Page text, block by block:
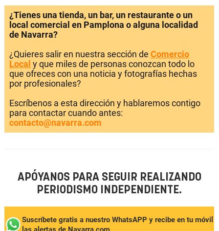
¿Tienes una tienda, un bar, un restaurante o un
local comercial en Pamplona o alguna localidad
de Navarra?
¿Quieres salir en nuestra sección de Comercio
Local y que miles de personas conozcan todo lo
que ofreces con una noticia y fotografías hechas
por profesionales?
Escríbenos a esta dirección y hablaremos contigo
para contactar cuando antes:
contacto@navarra.com
APÓYANOS PARA SEGUIR REALIZANDO
PERIODISMO INDEPENDIENTE.
Suscríbete gratis a nuestro WhatsAPP y recibe en tu móvil